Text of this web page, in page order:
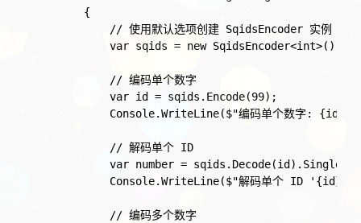
{
// 使用默认选项创建 SqidsEncoder 实例
var sqids = new SqidsEncoder<int>();
// 编码单个数字
var id = sqids.Encode(99);
Console.WriteLine($"编码单个数字: {id}"
// 解码单个 ID
var number = sqids.Decode(id).Single();
Console.WriteLine($"解码单个 ID '{id}':
// 编码多个数字